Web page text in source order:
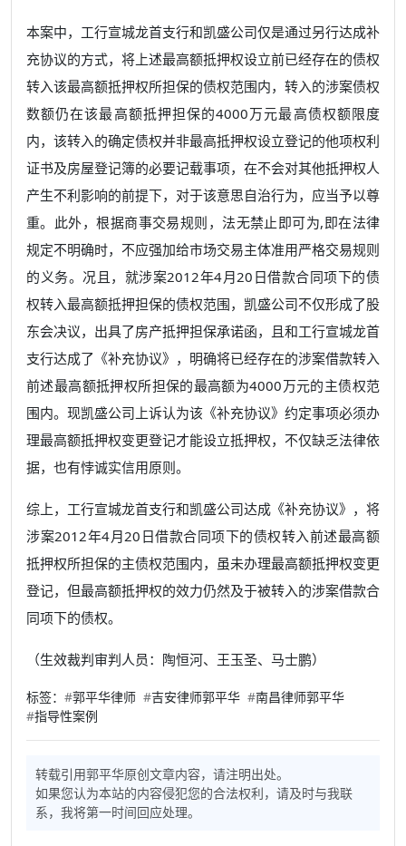
本案中，工行宣城龙首支行和凯盛公司仅是通过另行达成补
充协议的方式，将上述最高额抵押权设立前已经存在的债权
转入该最高额抵押权所担保的债权范围内，转入的涉案债权
数额仍在该最高额抵押担保的4000万元最高债权额限度
内，该转入的确定债权并非最高抵押权设立登记的他项权利
证书及房屋登记簿的必要记载事项，在不会对其他抵押权人
产生不利影响的前提下，对于该意思自治行为，应当予以尊
重。此外，根据商事交易规则，法无禁止即可为,即在法律
规定不明确时，不应强加给市场交易主体准用严格交易规则
的义务。况且，就涉案2012年4月20日借款合同项下的债
权转入最高额抵押担保的债权范围，凯盛公司不仅形成了股
东会决议，出具了房产抵押担保承诺函，且和工行宣城龙首
支行达成了《补充协议》，明确将已经存在的涉案借款转入
前述最高额抵押权所担保的最高额为4000万元的主债权范
围内。现凯盛公司上诉认为该《补充协议》约定事项必须办
理最高额抵押权变更登记才能设立抵押权，不仅缺乏法律依
据，也有悖诚实信用原则。
综上，工行宣城龙首支行和凯盛公司达成《补充协议》，将
涉案2012年4月20日借款合同项下的债权转入前述最高额
抵押权所担保的主债权范围内，虽未办理最高额抵押权变更
登记，但最高额抵押权的效力仍然及于被转入的涉案借款合
同项下的债权。
（生效裁判审判人员：陶恒河、王玉圣、马士鹏）
标签： #郭平华律师 #吉安律师郭平华 #南昌律师郭平华
#指导性案例
转载引用郭平华原创文章内容，请注明出处。
如果您认为本站的内容侵犯您的合法权利，请及时与我联
系，我将第一时间回应处理。